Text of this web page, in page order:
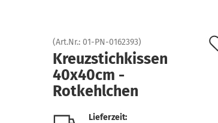
(Art.Nr.: 01-PN-0162393)
Kreuzstichkissen
40x40cm -
Rotkehlchen
Lieferzeit: